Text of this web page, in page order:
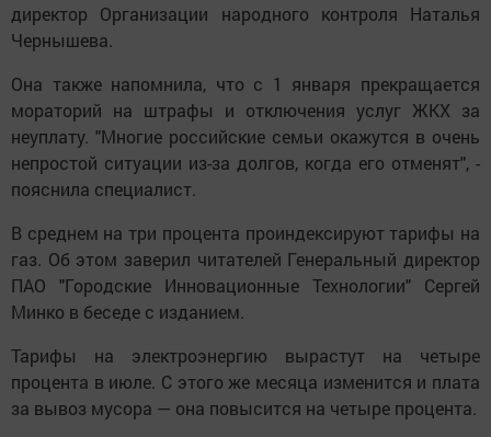
директор Организации народного контроля Наталья
Чернышева.
Она также напомнила, что с 1 января прекращается
мораторий на штрафы и отключения услуг ЖКХ за
неуплату. "Многие российские семьи окажутся в очень
непростой ситуации из-за долгов, когда его отменят", -
пояснила специалист.
В среднем на три процента проиндексируют тарифы на
газ. Об этом заверил читателей Генеральный директор
ПАО "Городские Инновационные Технологии" Сергей
Минко в беседе с изданием.
Тарифы на электроэнергию вырастут на четыре
процента в июле. С этого же месяца изменится и плата
за вывоз мусора — она повысится на четыре процента.